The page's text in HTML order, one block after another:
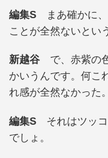
編集S
まあ確かに
ことが全然ないとい
新越谷 で、赤紫の
かいうんです。何こ
れ感が全然なかった。
編集S それはツッ
でしょ。